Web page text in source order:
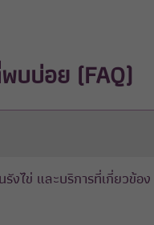
บบ่อย (FAQ)
ไข่ และบริการที่เกี่ยวข้